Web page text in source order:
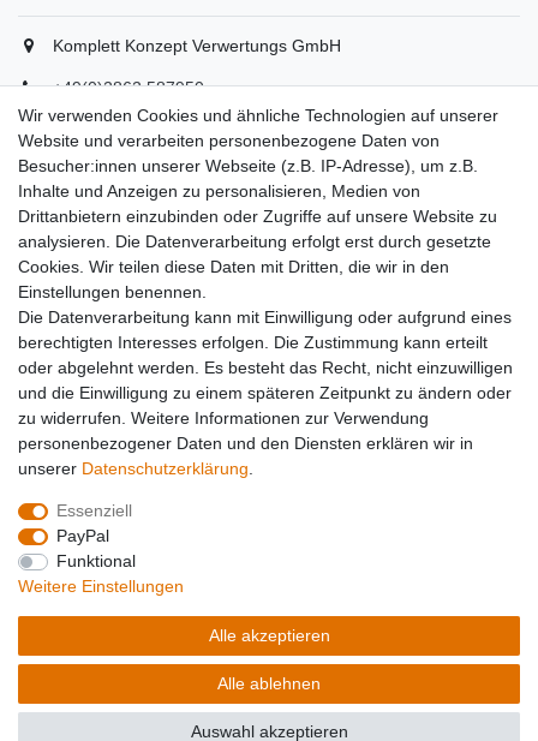
Komplett Konzept Verwertungs GmbH
+49(0)2862 587950
+49(0)2862 5879529
info(at)komplett-konzept.de
Montag - Freitag, 08:00 - 16:30
Unternehmen
Datenverarbeitung
Impressum
Widerrufs­recht
Daten­schutz­erklärung
Wir verwenden Cookies und ähnliche Technologien auf unserer
Website und verarbeiten personenbezogene Daten von
Besucher:innen unserer Webseite (z.B. IP-Adresse), um z.B.
Inhalte und Anzeigen zu personalisieren, Medien von
Drittanbietern einzubinden oder Zugriffe auf unsere Website zu
analysieren. Die Datenverarbeitung erfolgt erst durch gesetzte
Cookies. Wir teilen diese Daten mit Dritten, die wir in den
Einstellungen benennen.
Die Datenverarbeitung kann mit Einwilligung oder aufgrund eines
berechtigten Interesses erfolgen. Die Zustimmung kann erteilt
oder abgelehnt werden. Es besteht das Recht, nicht einzuwilligen
und die Einwilligung zu einem späteren Zeitpunkt zu ändern oder
zu widerrufen. Weitere Informationen zur Verwendung
personenbezogener Daten und den Diensten erklären wir in
unserer Daten­schutz­erklärung
Essenziell
PayPal
Funktional
Weitere Einstellungen
Alle akzeptieren
Alle ablehnen
Auswahl akzeptieren